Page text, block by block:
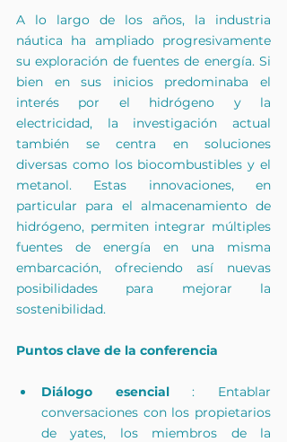
A lo largo de los años, la industria
náutica ha ampliado progresivamente
su exploración de fuentes de energía. Si
bien en sus inicios predominaba el
interés por el hidrógeno y la
electricidad, la investigación actual
también se centra en soluciones
diversas como los biocombustibles y el
metanol. Estas innovaciones, en
particular para el almacenamiento de
hidrógeno, permiten integrar múltiples
fuentes de energía en una misma
embarcación, ofreciendo así nuevas
posibilidades para mejorar la
sostenibilidad.
Puntos clave de la conferencia
Diálogo esencial : Entablar
conversaciones con los propietarios
de yates, los miembros de la